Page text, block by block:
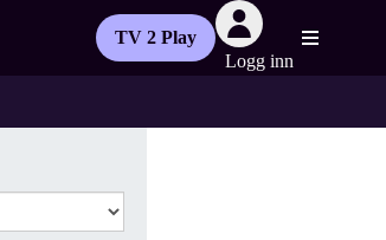
TV 2 Play
Logg inn